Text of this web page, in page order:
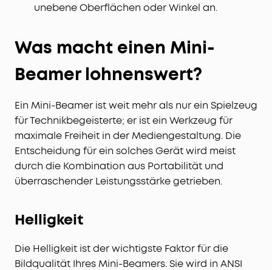
unebene Oberflächen oder Winkel an.
Was macht einen Mini-
Beamer lohnenswert?
Ein Mini-Beamer ist weit mehr als nur ein Spielzeug
für Technikbegeisterte; er ist ein Werkzeug für
maximale Freiheit in der Mediengestaltung. Die
Entscheidung für ein solches Gerät wird meist
durch die Kombination aus Portabilität und
überraschender Leistungsstärke getrieben.
Helligkeit
Die Helligkeit ist der wichtigste Faktor für die
Bildqualität Ihres Mini-Beamers. Sie wird in ANSI